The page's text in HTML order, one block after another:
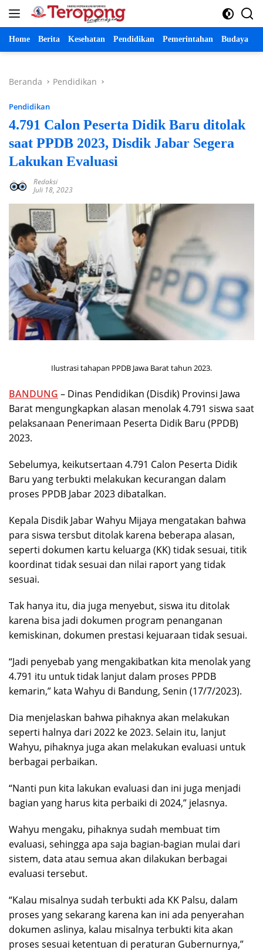
Langsung
Home Berita Kesehatan Pendidikan Pemerintahan Budaya
Beranda Pendidikan
Pendidikan
4.791 Calon Peserta Didik Baru ditolak
saat PPDB 2023, Disdik Jabar Segera
Lakukan Evaluasi
Redaksi
Juli 18, 2023
Ilustrasi tahapan PPDB Jawa Barat tahun 2023.
BANDUNG – Dinas Pendidikan (Disdik) Provinsi Jawa
Barat mengungkapkan alasan menolak 4.791 siswa saat
pelaksanaan Penerimaan Peserta Didik Baru (PPDB)
2023.
Sebelumya, keikutsertaan 4.791 Calon Peserta Didik
Baru yang terbukti melakukan kecurangan dalam
proses PPDB Jabar 2023 dibatalkan.
Kepala Disdik Jabar Wahyu Mijaya mengatakan bahwa
para siswa tersbut ditolak karena beberapa alasan,
seperti dokumen kartu keluarga (KK) tidak sesuai, titik
koordinat tidak sesuai dan nilai raport yang tidak
sesuai.
Tak hanya itu, dia juga menyebut, siswa itu ditolak
karena bisa jadi dokumen program penanganan
kemiskinan, dokumen prestasi kejuaraan tidak sesuai.
“Jadi penyebab yang mengakibatkan kita menolak yang
4.791 itu untuk tidak lanjut dalam proses PPDB
kemarin,” kata Wahyu di Bandung, Senin (17/7/2023).
Dia menjelaskan bahwa pihaknya akan melakukan
seperti halnya dari 2022 ke 2023. Selain itu, lanjut
Wahyu, pihaknya juga akan melakukan evaluasi untuk
berbagai perbaikan.
“Nanti pun kita lakukan evaluasi dan ini juga menjadi
bagian yang harus kita perbaiki di 2024,” jelasnya.
Wahyu mengaku, pihaknya sudah membuat tim
evaluasi, sehingga apa saja bagian-bagian mulai dari
sistem, data atau semua akan dilakukan berbagai
evaluasi tersebut.
“Kalau misalnya sudah terbukti ada KK Palsu, dalam
proses yang sekarang karena kan ini ada penyerahan
dokumen aslinya, kalau misalnya terbukti kita akan
proses sesuai ketentuan di peraturan Gubernurnya,”